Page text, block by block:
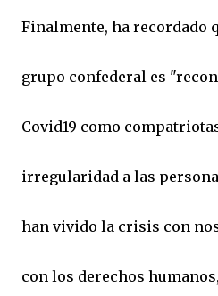
Finalmente, ha recordado
grupo confederal es
Covid19 como
irregularidad a las
han vivido la crisis con
con los derechos